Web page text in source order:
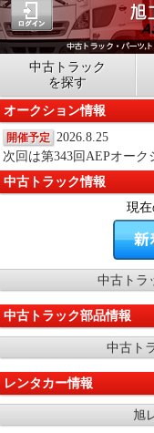
中古トラック
を探す
オークション情報
開催予定
2026.8.25
次回は第343回AEPオーク
中古トラック情報
現
中古トラ
中古トラック部品情報
中古ト
レンタカー情報
旭